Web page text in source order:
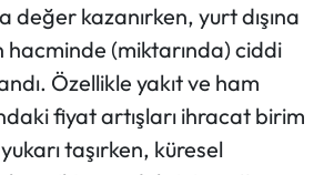
kazanırken, yurt dışına
hacminde (miktarında) ciddi
Özellikle yakıt ve ham
fiyat artışları ihracat birim
taşırken, küresel